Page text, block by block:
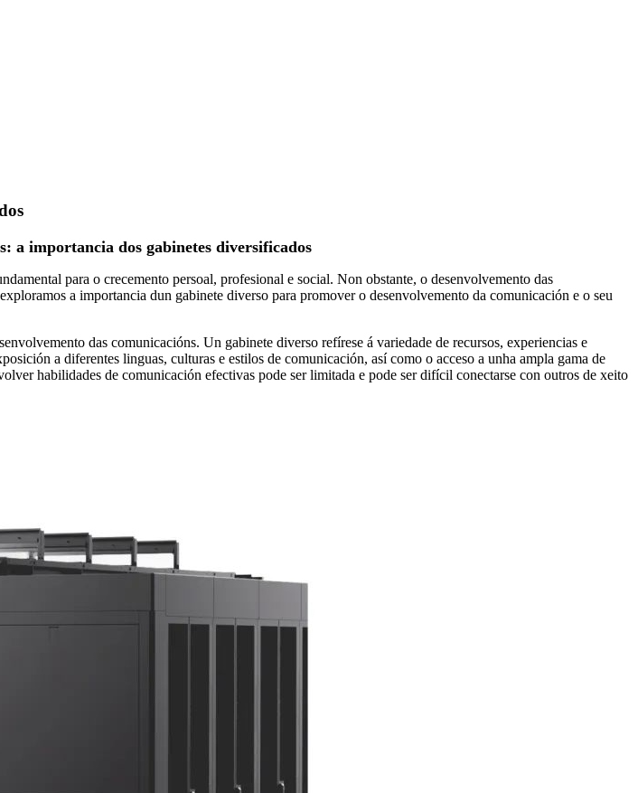
a importancia dos gabinetes diversificados
para o crecemento persoal, profesional e social. Non obstante, o desenvolvemento das
a importancia dun gabinete diverso para promover o desenvolvemento da comunicación e o seu
das comunicacións. Un gabinete diverso refírese á variedade de recursos, experiencias e
a diferentes linguas, culturas e estilos de comunicación, así como o acceso a unha ampla gama de
habilidades de comunicación efectivas pode ser limitada e pode ser difícil conectarse con outros de xeito